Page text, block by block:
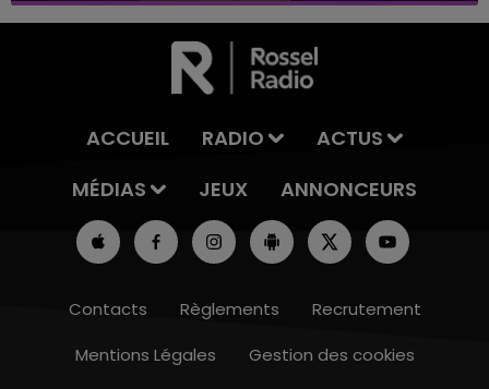
ACCUEIL RADIO
ACTUS
MÉDIAS
JEUX ANNONCEURS
Contacts Règlements
Recrutement
Mentions Légales
Gestion des cookies